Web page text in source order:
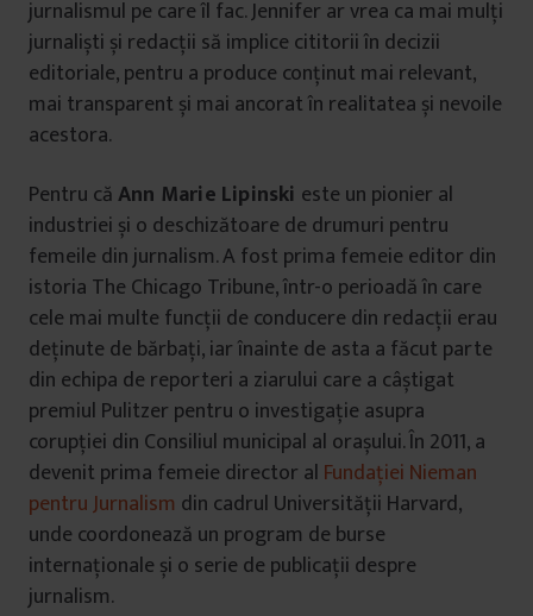
jurnalismul pe care îl fac. Jennifer ar vrea ca mai mulți
jurnaliști și redacții să implice cititorii în decizii
editoriale, pentru a produce conținut mai relevant,
mai transparent și mai ancorat în realitatea și nevoile
acestora.
Pentru căAnn Marie Lipinski este un pionier al
industriei și o deschizătoare de drumuri pentru
femeile din jurnalism. A fost prima femeie editor din
istoria The Chicago Tribune, într-o perioadă în care
cele mai multe funcții de conducere din redacții erau
deținute de bărbați, iar înainte de asta a făcut parte
din echipa de reporteri a ziarului care a câștigat
premiul Pulitzer pentru o investigație asupra
corupției din Consiliul municipal al orașului. În 2011, a
devenit prima femeie director al Fundației Nieman
pentru Jurnalism din cadrul Universității Harvard,
unde coordonează un program de burse
internaționale și o serie de publicații despre
jurnalism.